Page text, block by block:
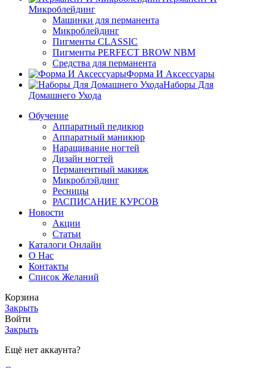
Микроблейдинг
Машинки для перманента
Микроблейдинг
Пигменты CLASSIC
Пигменты PERFECT BROW NBM
Средства для перманента
Форма И Аксессуары
Наборы Для
Домашнего Ухода
Обучение
Аппаратный педикюр
Аппаратный маникюр
Наращивание ногтей
Дизайн ногтей
Перманентный макияж
Микроблэйдинг
Ресницы
РАСПИСАНИЕ КУРСОВ
Новости
Акции
Статьи
Каталоги Онлайн
О Нас
Контакты
Список Желаний
Корзина
Закрыть
Войти
Закрыть
Ещё нет аккаунта?